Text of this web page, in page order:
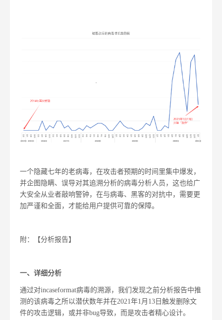
一个隐藏七年的老病毒，在攻击者预期的时间里集中爆发，
并企图隐瞒、误导对其追溯分析的病毒分析人员，这也给广
大安全从业者敲响警钟，在与病毒、黑客的对抗中，需要更
加严谨和全面，才能给用户提供可靠的保障。
附：【分析报告】
一、详细分析
通过对incaseformat病毒的溯源，我们发现之前分析报告中推
测的该病毒之所以潜伏数年并在2021年1月13日触发删除文
件的攻击逻辑，或并非bug导致，而是攻击者精心设计。